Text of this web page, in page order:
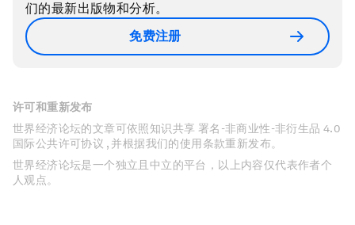
们的最新出版物和分析。
免费注册
许可和重新发布
世界经济论坛的文章可依照知识共享 署名-非商业性-非衍生品 4.0
国际公共许可协议 , 并根据我们的使用条款重新发布。
世界经济论坛是一个独立且中立的平台，以上内容仅代表作者个
人观点。